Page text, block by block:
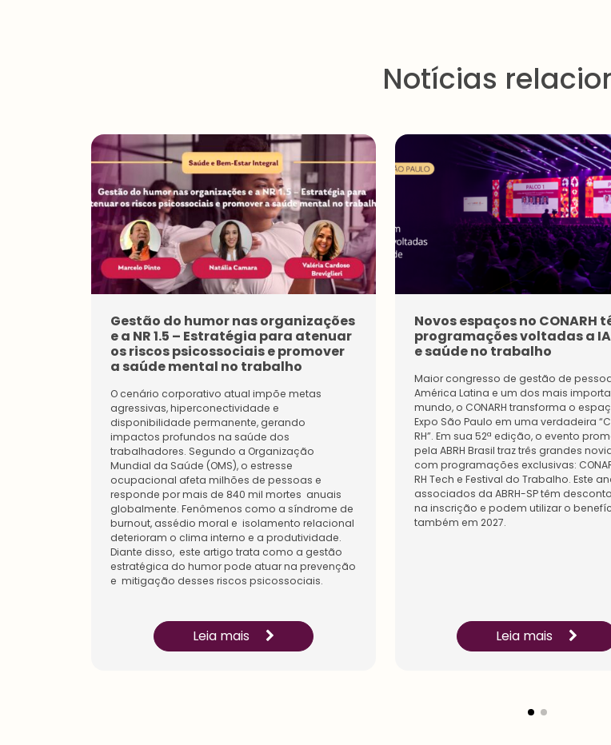
Notícias
Gestão do humor nas organizações
e a NR 1.5 – Estratégia para atenuar
os riscos psicossociais e promover
a saúde mental no trabalho
O cenário corporativo atual impõe metas
agressivas, hiperconectividade e
disponibilidade permanente, gerando
impactos profundos na saúde dos
trabalhadores. Segundo a Organização
Mundial da Saúde (OMS), o estresse
ocupacional afeta milhões de pessoas e
responde por mais de 840 mil mortes anuais
globalmente. Fenômenos como a síndrome de
burnout, assédio moral e isolamento relacional
deterioram o clima interno e a produtividade.
Diante disso, este artigo trata como a gestão
estratégica do humor pode atuar na prevenção
e mitigação desses riscos psicossociais.
Leia mais
Novos espaços no CONARH
programações voltadas a
e saúde no trabalho
Maior congresso de gestão de
América Latina e um dos mais
mundo, o CONARH transforma o
Expo São Paulo em uma verdadeira
RH”. Em sua 52ª edição, o evento
pela ABRH Brasil traz três grandes
com programações exclusivas:
RH Tech e Festival do Trabalho. Este
associados da ABRH-SP têm
na inscrição e podem utilizar o
também em 2027.
Leia mais
Estudantes
Inicie a
rede
de
conexõ
maior
comun
idade
do
setor.
Conect
e-se
com
líderes
e
especi
izagem
one a
a e
e-se
com
os
sobre
de
s para